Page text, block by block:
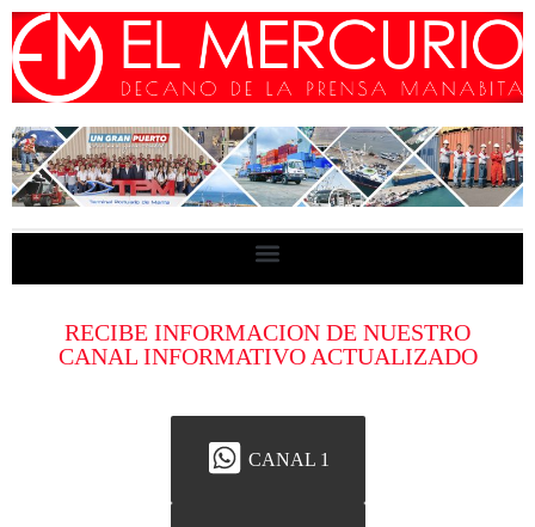
RECIBE INFORMACION DE NUESTRO
CANAL INFORMATIVO ACTUALIZADO
CANAL 1